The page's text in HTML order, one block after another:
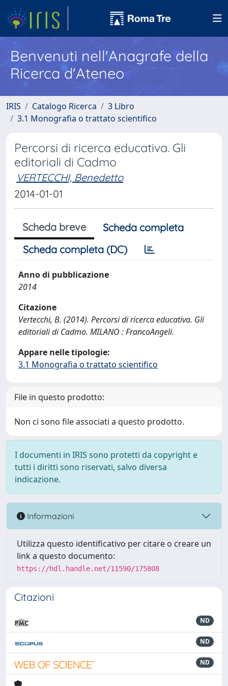
Benvenuti nell'Anagrafe della
Ricerca d'Ateneo
IRIS Catalogo Ricerca
3 Libro
3.1 Monografia o trattato scientifico
Percorsi di ricerca educativa. Gli
editoriali di Cadmo
VERTECCHI, Benedetto
2014-01-01
Scheda breve
Scheda completa
Scheda completa (DC)
Anno di pubblicazione
2014
Citazione
Vertecchi, B. (2014). Percorsi di ricerca educativa. Gli
editoriali di Cadmo. MILANO : FrancoAngeli.
Appare nelle tipologie:
3.1 Monografia o trattato scientifico
File in questo prodotto:
Non ci sono file associati a questo prodotto.
I documenti in IRIS sono protetti da copyright e
tutti i diritti sono riservati, salvo diversa
indicazione.
Informazioni
Utilizza questo identificativo per citare o creare un
link a questo documento:
https://hdl.handle.net/11590/175808
Citazioni
ND
ND
ND